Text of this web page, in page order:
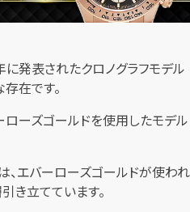
に発表されたクロノグラフモデル
在です。
ローズゴールドを使用したモデル
、エバーローズゴールドが使われ
き立てています。